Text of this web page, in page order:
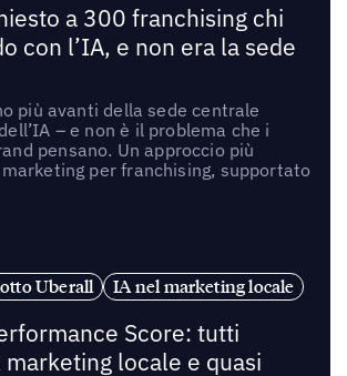
a 300 franchising chi
con l’IA, e non era la sede
più avanti della sede centrale
– e non è il problema che i
pensano. Un approccio più
per franchising, supportato
Uberall
IA nel marketing locale
Score: tutti
locale e quasi